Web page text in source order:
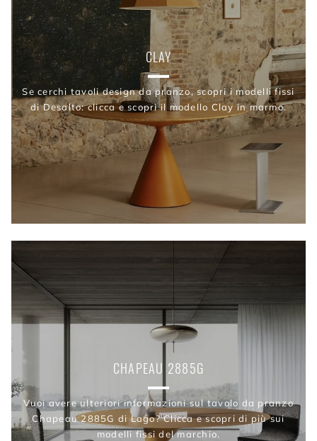
CLAY
Se cerchi tavoli design da pranzo, scopri i modelli fissi
di Desalto: clicca e scopri il modello Clay in marmo.
CHAPEAU 2885G
Vuoi avere ulteriori informazioni sul tavolo da pranzo
Chapeau 2885G di Lago? Clicca e scopri di più sui
modelli fissi del marchio.